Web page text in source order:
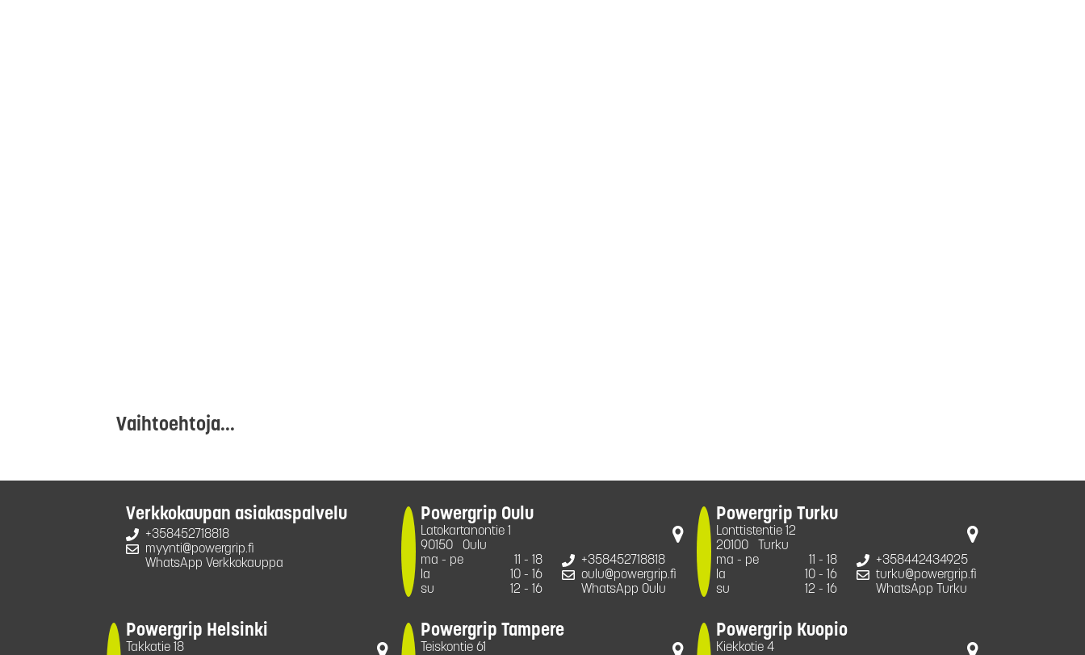
Vaihtoehtoja...
Verkkokaupan asiakaspalvelu
+358452718818
myynti@powergrip.fi
WhatsApp Verkkokauppa
Powergrip Oulu
Latokartanontie 1
90150
Oulu
ma - pe
11 - 18
la
10 - 16
su
12 - 16
+358452718818
oulu@powergrip.fi
WhatsApp Oulu
Powergrip Turku
Lonttistentie 12
20100
Turku
ma - pe
11 - 18
la
10 - 16
su
12 - 16
+358442434925
turku@powergrip.fi
WhatsApp Turku
Powergrip Helsinki
Takkatie 18
Powergrip Tampere
Teiskontie 61
Powergrip Kuopio
Kiekkotie 4